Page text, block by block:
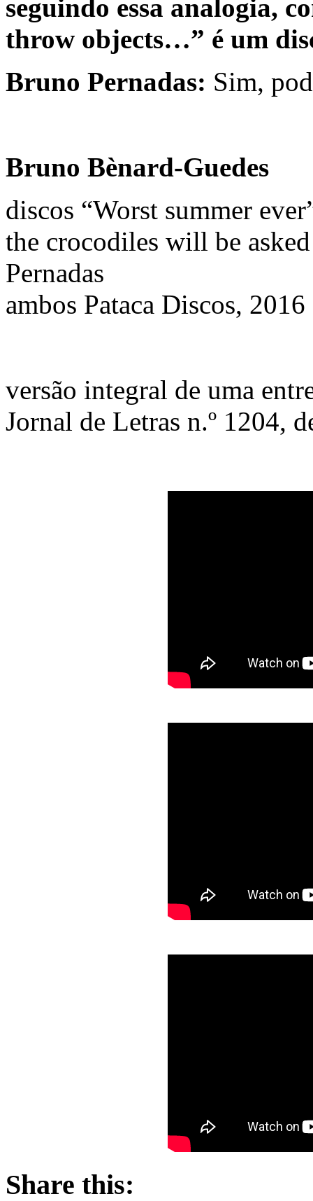
seguindo essa analogia,
throw objects…” é um
Bruno Pernadas: Sim,
Bruno Bènard-Guedes
discos “Worst summer
the crocodiles will be
Pernadas
ambos Pataca Discos, 2016
versão integral de uma
Jornal de Letras n.º 1204,
Share this: